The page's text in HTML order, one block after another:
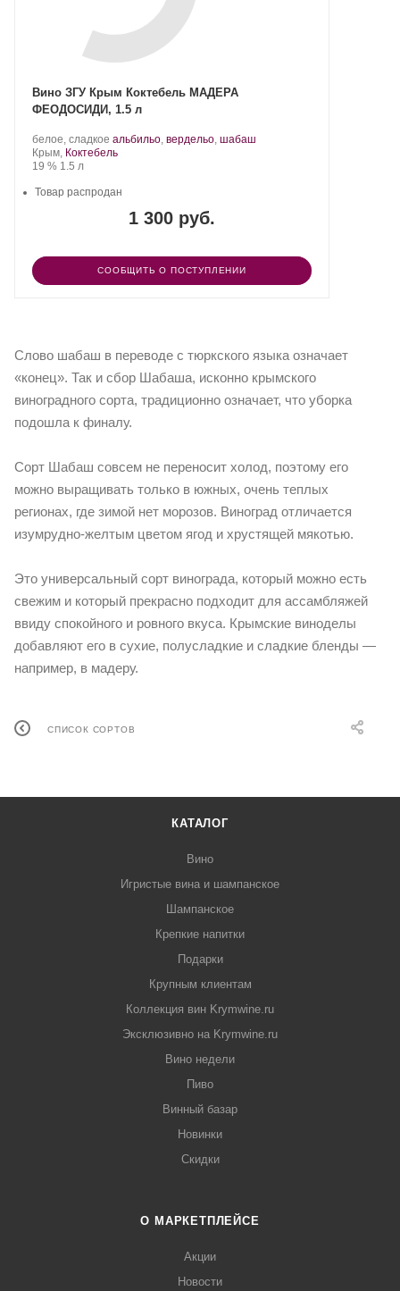
Вино ЗГУ Крым Коктебель МАДЕРА
ФЕОДОСИДИ, 1.5 л
Производитель:
Завод
марочных
«Коктебель».
белое, сладкое .
Сорт
альбильо, вердельо, шабаш
Регион:
Крым, Коктебель
Крепость
19 %. Объем
1.5 л
1 300 руб.
Товар распродан
СООБЩИТЬ О ПОСТУПЛЕНИИ
Слово шабаш в переводе с тюркского языка означает
«конец». Так и сбор Шабаша, исконно крымского
виноградного сорта, традиционно означает, что уборка
подошла к финалу.
Сорт Шабаш совсем не переносит холод, поэтому его
можно выращивать только в южных, очень теплых
регионах, где зимой нет морозов. Виноград отличается
изумрудно-желтым цветом ягод и хрустящей мякотью.
Это универсальный сорт винограда, который можно есть
свежим и который прекрасно подходит для ассамбляжей
ввиду спокойного и ровного вкуса. Крымские виноделы
добавляют его в сухие, полусладкие и сладкие бленды —
например, в мадеру.
СПИСОК СОРТОВ
КАТАЛОГ
Вино
Игристые вина и шампанское
Шампанское
Крепкие напитки
Подарки
Крупным клиентам
Коллекция вин Krymwine.ru
Эксклюзивно на Krymwine.ru
Вино недели
Пиво
Винный базар
Новинки
Скидки
О МАРКЕТПЛЕЙСЕ
Акции
Новости